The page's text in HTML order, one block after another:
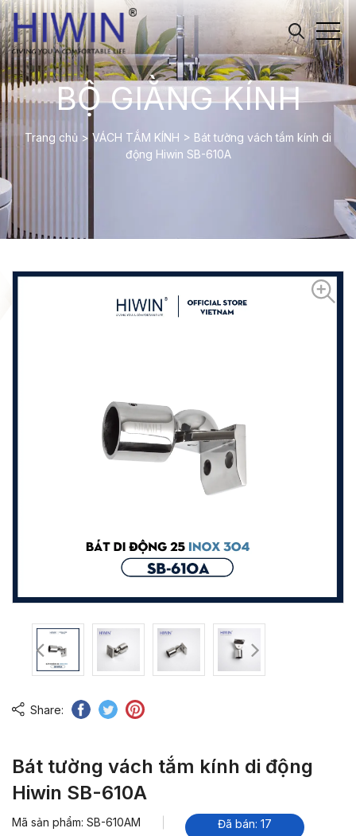
BỘ GIẰNG KÍNH
Trang chủ > VÁCH TẮM KÍNH > Bát tường vách tắm kính di
động Hiwin SB-610A
Share:
Bát tường vách tắm kính di động
Hiwin SB-610A
Mã sản phẩm: SB-610AM Đã bán: 17